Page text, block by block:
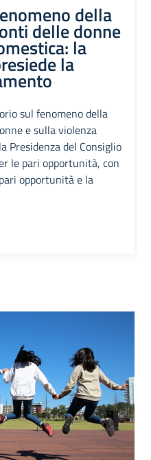
della
delle donne
la
la
sul fenomeno della
e sulla violenza
Presidenza del Consiglio
le pari opportunità, con
opportunità e la